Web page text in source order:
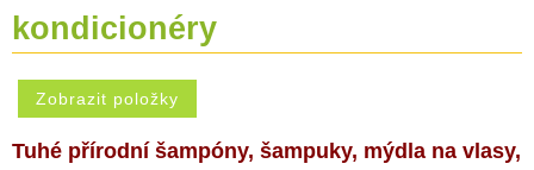
kondicionéry
Tuhé přírodní šampóny, šampuky, mýdla na vlasy,